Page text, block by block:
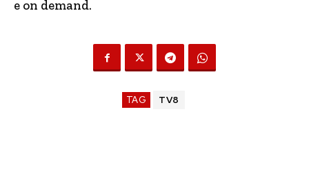
e on demand.
TAG TV8